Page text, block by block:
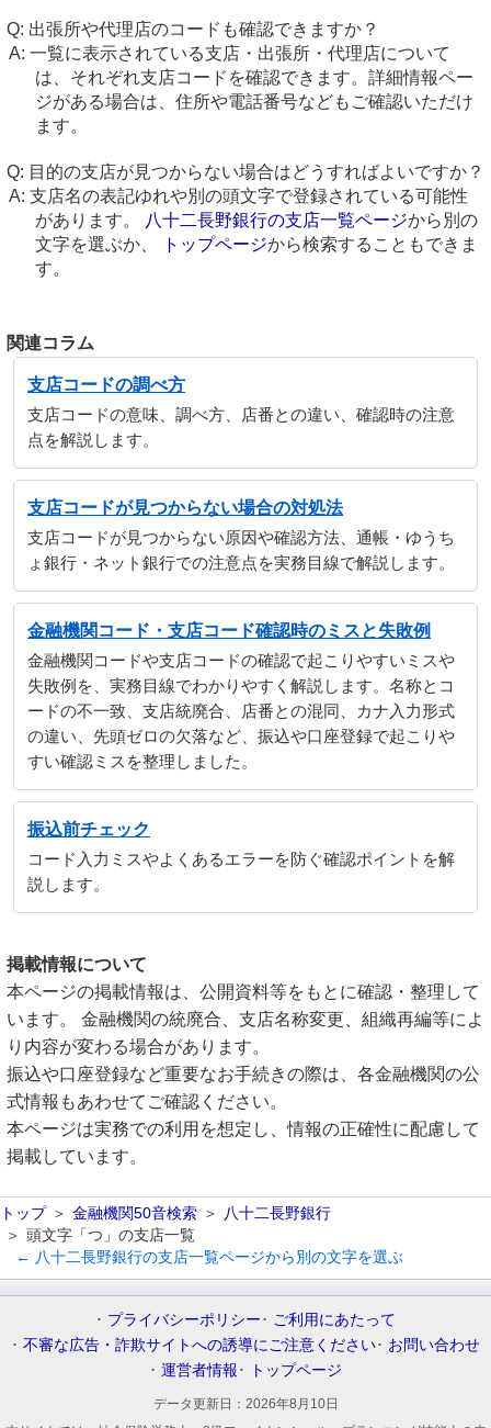
出張所や代理店のコードも確認できますか？
一覧に表示されている支店・出張所・代理店について
は、それぞれ支店コードを確認できます。詳細情報ペー
ジがある場合は、住所や電話番号などもご確認いただけ
ます。
目的の支店が見つからない場合はどうすればよいですか？
支店名の表記ゆれや別の頭文字で登録されている可能性
があります。
八十二長野銀行の支店一覧ページから別の
文字を選ぶか、
トップページから検索することもできま
す。
関連コラム
支店コードの調べ方
支店コードの意味、調べ方、店番との違い、確認時の注意
点を解説します。
支店コードが見つからない場合の対処法
支店コードが見つからない原因や確認方法、通帳・ゆうち
ょ銀行・ネット銀行での注意点を実務目線で解説します。
金融機関コード・支店コード確認時のミスと失敗例
金融機関コードや支店コードの確認で起こりやすいミスや
失敗例を、実務目線でわかりやすく解説します。名称とコ
ードの不一致、支店統廃合、店番との混同、カナ入力形式
の違い、先頭ゼロの欠落など、振込や口座登録で起こりや
すい確認ミスを整理しました。
振込前チェック
コード入力ミスやよくあるエラーを防ぐ確認ポイントを解
説します。
掲載情報について
本ページの掲載情報は、公開資料等をもとに確認・整理して
います。 金融機関の統廃合、支店名称変更、組織再編等によ
り内容が変わる場合があります。
振込や口座登録など重要なお手続きの際は、各金融機関の公
式情報もあわせてご確認ください。
本ページは実務での利用を想定し、情報の正確性に配慮して
掲載しています。
トップ 金融機関50音検索
八十二長野銀行
頭文字「つ」の支店一覧
← 八十二長野銀行の支店一覧ページから別の文字を選ぶ
プライバシーポリシー
ご利用にあたって
不審な広告・詐欺サイトへの誘導にご注意ください
お問い合わせ
運営者情報
トップページ
データ更新日： 2026年8月10日